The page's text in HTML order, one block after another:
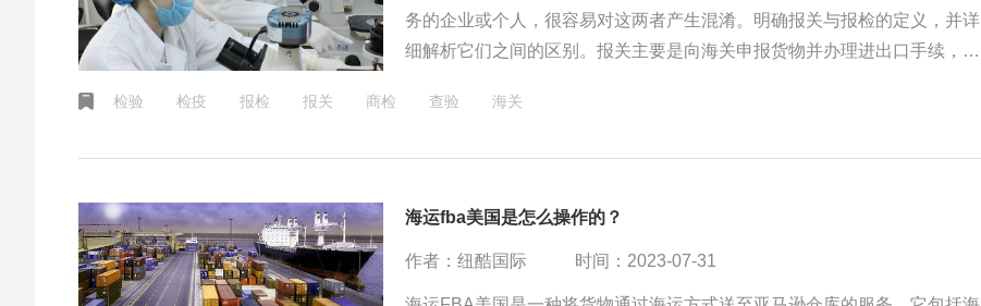
务的企业或个人，很容易对这两者产生混淆。明确报关与报检的定义，并详
细解析它们之间的区别。报关主要是向海关申报货物并办理进出口手续，而
是其下的一个具体环节，主要针对商品的质量等方面进行检查。查验则是海
检验 检疫 报检 报关 商检 查验 海关
海运fba美国是怎么操作的？
作者：纽酷国际 时间：2023-07-31